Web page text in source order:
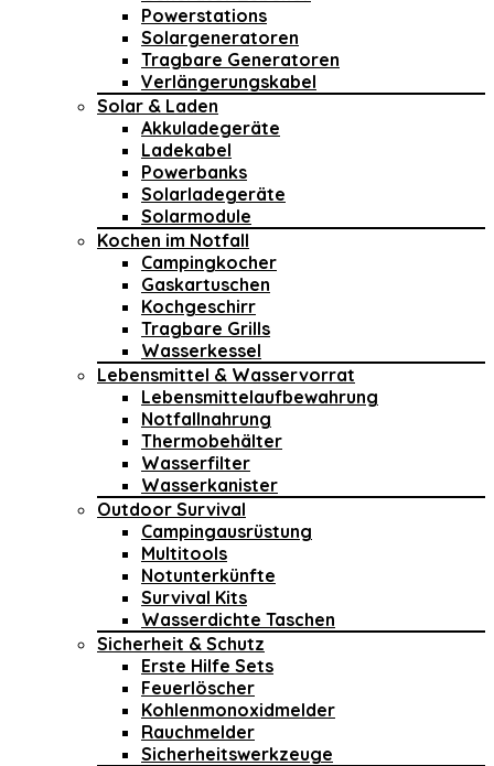
Powerstations
Solargeneratoren
Tragbare Generatoren
Verlängerungskabel
Solar & Laden
Akkuladegeräte
Ladekabel
Powerbanks
Solarladegeräte
Solarmodule
Kochen im Notfall
Campingkocher
Gaskartuschen
Kochgeschirr
Tragbare Grills
Wasserkessel
Lebensmittel & Wasservorrat
Lebensmittelaufbewahrung
Notfallnahrung
Thermobehälter
Wasserfilter
Wasserkanister
Outdoor Survival
Campingausrüstung
Multitools
Notunterkünfte
Survival Kits
Wasserdichte Taschen
Sicherheit & Schutz
Erste Hilfe Sets
Feuerlöscher
Kohlenmonoxidmelder
Rauchmelder
Sicherheitswerkzeuge